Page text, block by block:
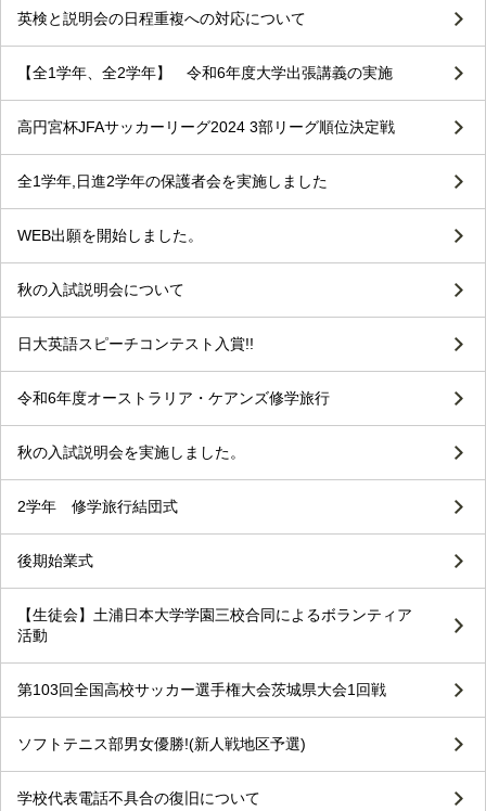
英検と説明会の日程重複への対応について
【全1学年、全2学年】 令和6年度大学出張講義の実施
高円宮杯JFAサッカーリーグ2024 3部リーグ順位決定戦
全1学年,日進2学年の保護者会を実施しました
WEB出願を開始しました。
秋の入試説明会について
日大英語スピーチコンテスト入賞!!
令和6年度オーストラリア・ケアンズ修学旅行
秋の入試説明会を実施しました。
2学年 修学旅行結団式
後期始業式
【生徒会】土浦日本大学学園三校合同によるボランティア
活動
第103回全国高校サッカー選手権大会茨城県大会1回戦
ソフトテニス部男女優勝!(新人戦地区予選)
学校代表電話不具合の復旧について